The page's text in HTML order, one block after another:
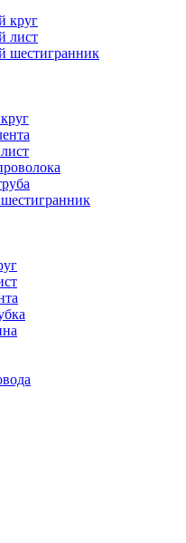
круг
лист
шестигранник